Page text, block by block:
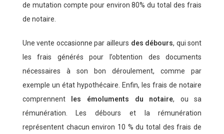
de mutation compte pour environ 80% du total des frais
de notaire.
Une vente occasionne par ailleurs des débours, qui sont
les frais générés pour l’obtention des documents
nécessaires à son bon déroulement, comme par
exemple un état hypothécaire. Enfin, les frais de notaire
comprennent
les émoluments du notaire, ou sa
rémunération. Les débours et la rémunération
représentent chacun environ 10 % du total des frais de